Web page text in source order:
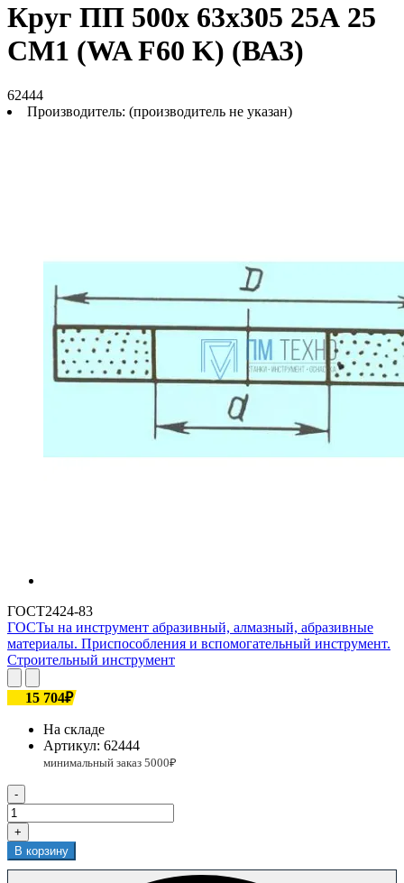
Круг ПП 500х 63х305 25А 25
СМ1 (WA F60 K) (ВАЗ)
62444
Производитель: (производитель не указан)
ГОСТ2424-83
ГОСТы на инструмент абразивный, алмазный, абразивные
материалы. Приспособления и вспомогательный инструмент.
Строительный инструмент
15 704₽
На складе
Артикул: 62444
-
+
В корзину